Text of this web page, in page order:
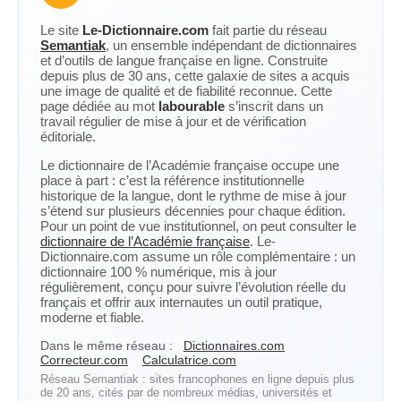
Le site Le-Dictionnaire.com fait partie du réseau
Semantiak, un ensemble indépendant de dictionnaires
et d’outils de langue française en ligne. Construite
depuis plus de 30 ans, cette galaxie de sites a acquis
une image de qualité et de fiabilité reconnue. Cette
page dédiée au mot labourable s’inscrit dans un
travail régulier de mise à jour et de vérification
éditoriale.
Le dictionnaire de l’Académie française occupe une
place à part : c’est la référence institutionnelle
historique de la langue, dont le rythme de mise à jour
s’étend sur plusieurs décennies pour chaque édition.
Pour un point de vue institutionnel, on peut consulter le
dictionnaire de l’Académie française. Le-
Dictionnaire.com assume un rôle complémentaire : un
dictionnaire 100 % numérique, mis à jour
régulièrement, conçu pour suivre l’évolution réelle du
français et offrir aux internautes un outil pratique,
moderne et fiable.
Dans le même réseau :
Dictionnaires.com
Correcteur.com
Calculatrice.com
Réseau Semantiak : sites francophones en ligne depuis plus
de 20 ans, cités par de nombreux médias, universités et